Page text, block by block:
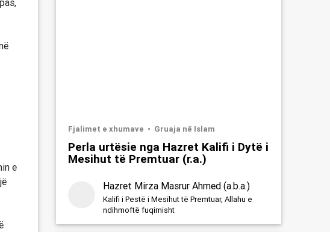
e
Fjalimet e xhumave Gruaja në Islam
Perla urtësie nga Hazret Kalifi i Dytë i
Mesihut të Premtuar (r.a.)
Hazret Mirza Masrur Ahmed (a.b.a.)
Kalifi i Pestë i Mesihut të Premtuar, Allahu e
ndihmoftë fuqimisht